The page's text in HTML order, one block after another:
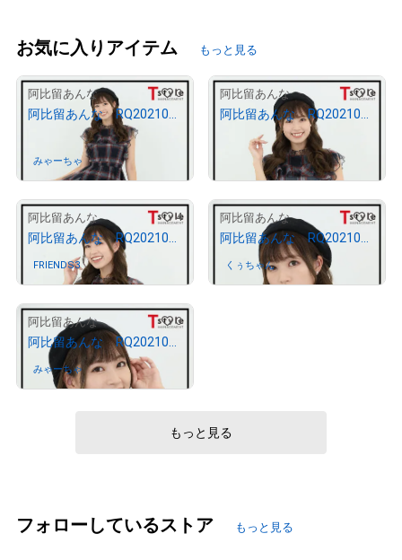
お気に入りアイテム もっと見る
阿比留あんな 3
阿比留あんな RQ202109−01
みゃーちゃ さんが保有中
阿比留あんな 3
阿比留あんな RQ202109−02
10,000
売出し（初回販売）
阿比留あんな 4
阿比留あんな RQ202109−03
FRIENDS3さんが保有中
阿比留あんな 3
阿比留あんな RQ202109−04
くぅちゃんさんが保有中
阿比留あんな 3
阿比留あんな RQ202109−05
みゃーちゃ さんが保有中
もっと見る
フォローしているストア もっと見る